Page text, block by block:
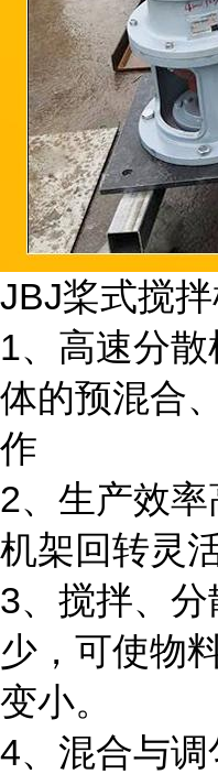
JBJ桨式搅拌
1、高速分
体的预混合
作
2、生产效率
机架回转灵活
3、搅拌、
少，可使物
变小。
4、混合与调